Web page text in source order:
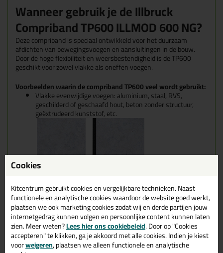
Wanneer gebruik je de Illbruck
Compriband TP600 ILLMOD 600 NG?
Deze compriband is speciaal ontwikkeld voor het duurzaam
afdichten van bewegingsvoegen en aansluitingen in de bouw.
Door de hoge flexibiliteit en weersbestendigheid is de TP600
geschikt voor zowel vlakke als oneffen voegen.
Voorbeelden waarin de compriband TP600 veel wordt gebruikt:
Vlakke evenwijdige voegen: aluminium, staal, RVS,
geschilderd of geschaafd hout, beton zonder structuur,
geëxtrudeerd kunststof, etc.
Oneffen evenwijdige voegen: steenachtige gemetselde
materialen, materialen afgewerkt met een structuur
Cookies
Kitcentrum gebruikt cookies en vergelijkbare technieken. Naast
functionele en analytische cookies waardoor de website goed werkt,
plaatsen we ook marketing cookies zodat wij en derde partijen jouw
internetgedrag kunnen volgen en persoonlijke content kunnen laten
zien. Meer weten?Lees hier ons cookiebeleid. Door op "Cookies
accepteren" te klikken, ga je akkoord met alle cookies. Indien je kiest
voorweigeren, plaatsen we alleen functionele en analytische